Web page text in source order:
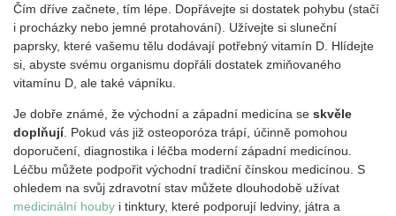
Čím dříve začnete, tím lépe. Dopřávejte si dostatek pohybu (stačí
i procházky nebo jemné protahování). Užívejte si sluneční
paprsky, které vašemu tělu dodávají potřebný vitamín D. Hlídejte
si, abyste svému organismu dopřáli dostatek zmiňovaného
vitamínu D, ale také vápníku.
Je dobře známé, že východní a západní medicína se skvěle
doplňují. Pokud vás již osteoporóza trápí, účinně pomohou
doporučení, diagnostika i léčba moderní západní medicínou.
Léčbu můžete podpořit východní tradiční čínskou medicínou. S
ohledem na svůj zdravotní stav můžete dlouhodobě užívat
medicinální houby i tinktury, které podporují ledviny, játra a